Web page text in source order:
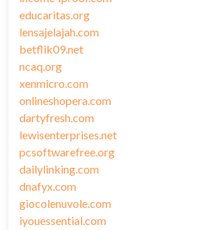
educaritas.org
lensajelajah.com
betflik09.net
ncaq.org
xenmicro.com
onlineshopera.com
dartyfresh.com
lewisenterprises.net
pcsoftwarefree.org
dailylinking.com
dnafyx.com
giocolenuvole.com
iyouessential.com